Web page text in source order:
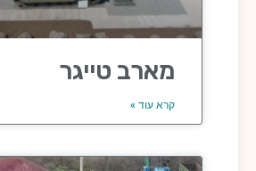
מארב טייגר
קרא עוד »